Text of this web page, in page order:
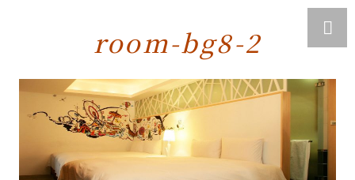
room-bg8-2